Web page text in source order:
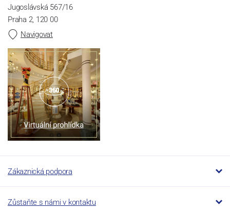
Jugoslávská 567/16
Praha 2, 120 00
Navigovat
Zákaznická podpora
Zůstaňte s námi v kontaktu